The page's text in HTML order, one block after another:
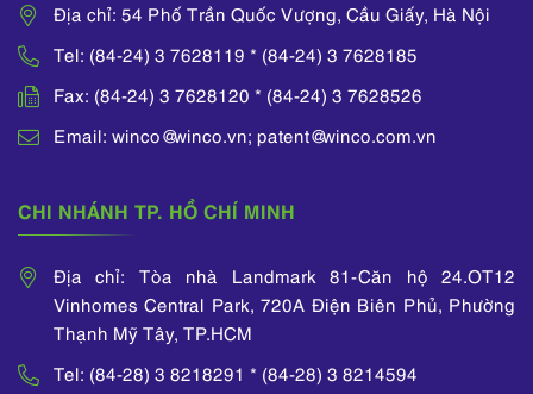
công ty sản xuất và
các tổ chức khác tại
Việt Nam; Chủ trì dự
án rà soát quy trình
khuôn khổ, chính
ngân hàng thương
mại Việt Nam; Tham
gia vào nhóm dự án
chuẩn bị Chuẩn mực
Địa chỉ: 54 Phố Trần Quốc Vượng, Cầu Giấy, Hà Nội
Tel: (84-24) 3 7628119 * (84-24) 3 7628185
Fax: (84-24) 3 7628120 * (84-24) 3 7628526
Email: winco@winco.vn; patent@winco.com.vn
CHI NHÁNH TP. HỒ CHÍ MINH
Địa chỉ: Tòa nhà Landmark 81-Căn hộ 24.OT12
Vinhomes Central Park, 720A Điện Biên Phủ, Phường
Thạnh Mỹ Tây, TP.HCM
Tel: (84-28) 3 8218291 * (84-28) 3 8214594